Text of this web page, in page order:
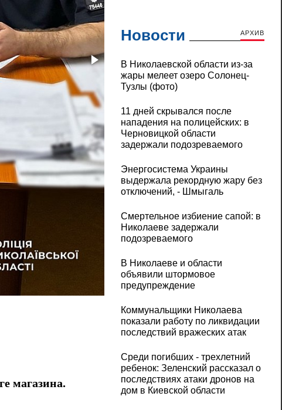
В Николаевской области подожгли
магазина.
Новости АРХИВ
В Николаевской области из-за
жары мелеет озеро Солонец-
Тузлы (фото)
11 дней скрывался после
нападения на полицейских: в
Черновицкой области
задержали подозреваемого
Энергосистема Украины
выдержала рекордную жару без
отключений, - Шмыгаль
Смертельное избиение сапой: в
Николаеве задержали
подозреваемого
В Николаеве и области
объявили штормовое
предупреждение
Коммунальщики Николаева
показали работу по ликвидации
последствий вражеских атак
Среди погибших - трехлетний
ребенок: Зеленский рассказал о
последствиях атаки дронов на
дом в Киевской области